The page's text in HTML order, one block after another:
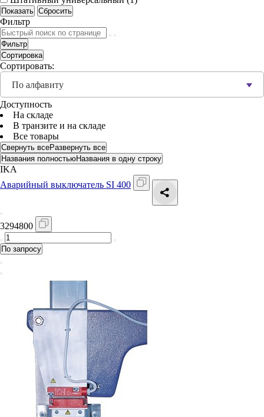
Фильтр
Фильтр
Сортировка
Сортировать:
По алфавиту
Доступность
На складе
В транзите и на складе
Все товары
Свернуть всеРазвернуть все
Названия полностьюНазвания в одну строку
IKA
Аварийный выключатель SI 400
3294800
По запросу